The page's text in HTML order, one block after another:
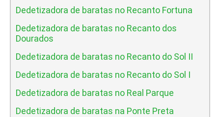
Dedetizadora de baratas no Recanto Fortuna
Dedetizadora de baratas no Recanto dos
Dourados
Dedetizadora de baratas no Recanto do Sol II
Dedetizadora de baratas no Recanto do Sol I
Dedetizadora de baratas no Real Parque
Dedetizadora de baratas na Ponte Preta